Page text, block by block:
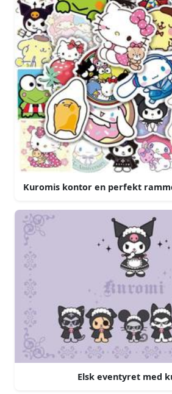
Kuromis kontor en perfekt
Elsk eventyret med